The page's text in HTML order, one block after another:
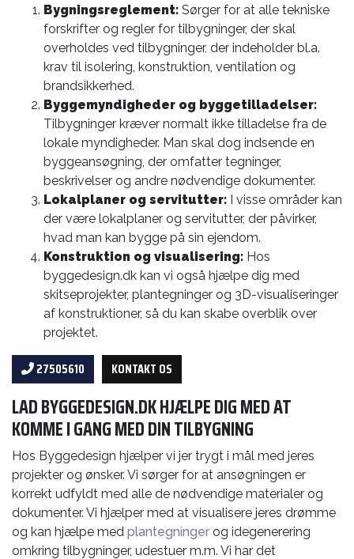
Bygningsreglement: Sørger for at alle tekniske
forskrifter og regler for tilbygninger, der skal
overholdes ved tilbygninger, der indeholder bl.a.
krav til isolering, konstruktion, ventilation og
brandsikkerhed.
Byggemyndigheder og byggetilladelser:
Tilbygninger kræver normalt ikke tilladelse fra de
lokale myndigheder. Man skal dog indsende en
byggeansøgning, der omfatter tegninger,
beskrivelser og andre nødvendige dokumenter.
Lokalplaner og servitutter: I visse områder kan
der være lokalplaner og servitutter, der påvirker,
hvad man kan bygge på sin ejendom.
Konstruktion og visualisering: Hos
byggedesign.dk kan vi også hjælpe dig med
skitseprojekter, plantegninger og 3D-visualiseringer
af konstruktioner, så du kan skabe overblik over
projektet.
27505610 KONTAKT OS
LAD BYGGEDESIGN.DK HJÆLPE DIG MED AT
KOMME I GANG MED DIN TILBYGNING
Hos Byggedesign hjælper vi jer trygt i mål med jeres
projekter og ønsker. Vi sørger for at ansøgningen er
korrekt udfyldt med alle de nødvendige materialer og
dokumenter. Vi hjælper med at visualisere jeres drømme
og kan hjælpe med plantegninger og idegenerering
omkring tilbygninger, udestuer m.m. Vi har det